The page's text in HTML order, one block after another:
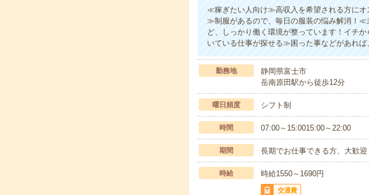
≪稼ぎたい人向け≫高収入を希望される方にオ
≫制服があるので、毎日の服装の悩み解消！
ど、しっかり働く環境が整っています！イチ
いている仕事が探せる≫困った事などがあれば
勤務地
静岡県富士市
岳南原田駅から徒歩12分
曜日頻度 シフト制
時間 07:00～15:0015:00～22:00
期間 長期でお仕事できる方、大歓迎
時給 時給1550～1690円
交通費